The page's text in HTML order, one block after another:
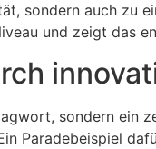
sondern auch zu
und zeigt das
sondern ein
Paradebeispiel